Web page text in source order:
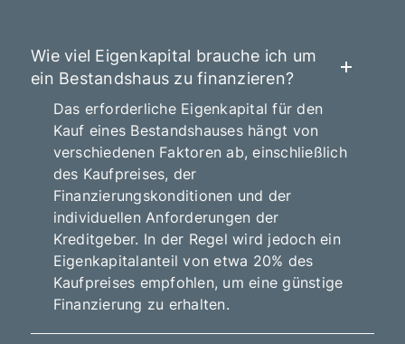
Wie viel Eigenkapital brauche ich um
ein Bestandshaus zu finanzieren?
Das erforderliche Eigenkapital für den
Kauf eines Bestandshauses hängt von
verschiedenen Faktoren ab, einschließlich
des Kaufpreises, der
Finanzierungskonditionen und der
individuellen Anforderungen der
Kreditgeber. In der Regel wird jedoch ein
Eigenkapitalanteil von etwa 20% des
Kaufpreises empfohlen, um eine günstige
Finanzierung zu erhalten.